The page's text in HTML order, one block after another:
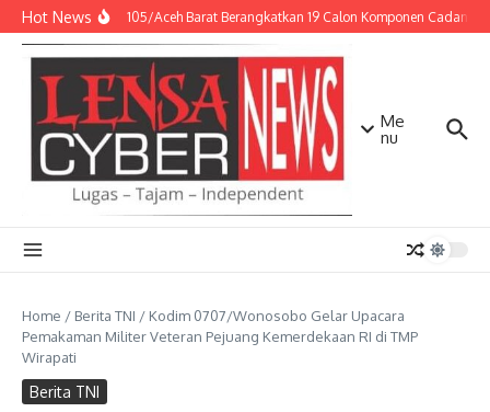
Lewati ke konten
Hot NewsKodim 0105/Aceh Barat Berangkatkan 19 Calon Komponen
Me
nu
Home / Berita TNI / Kodim 0707/Wonosobo Gelar Upacara
Pemakaman Militer Veteran Pejuang Kemerdekaan RI di TMP
Wirapati
Berita TNI